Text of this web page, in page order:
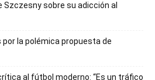
Szczesny sobre su adicción al
la polémica propuesta de
al fútbol moderno: “Es un tráfico